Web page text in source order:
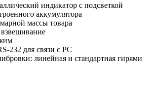
индикатор с подсветкой
аккумулятора
массы товара
232 для связи с PC
линейная и стандартная гирями